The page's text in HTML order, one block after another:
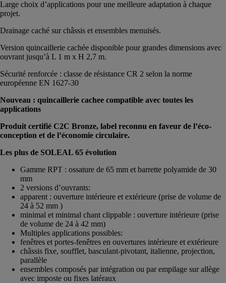
Large choix d’applications pour une meilleure adaptation à chaque
projet.
Drainage caché sur châssis et ensembles menuisés.
Version quincaillerie cachée disponible pour grandes dimensions avec
ouvrant jusqu’à L 1 m x H 2,7 m.
Sécurité renforcée : classe de résistance CR 2 selon la norme
européenne EN 1627-30
Nouveau : quincaillerie cachee compatible avec toutes les
applications
Produit certifié C2C Bronze, label reconnu en faveur de l’éco-
conception et de l’économie circulaire.
Les plus de SOLEAL 65 évolution
Gamme RPT : ossature de 65 mm et barrette polyamide de 30
mm
2 versions d’ouvrants:
apparent : ouverture intérieure et extérieure (prise de volume de
24 à 52 mm )
minimal et minimal chant clippable : ouverture intérieure (prise
de volume de 24 à 42 mm)
Multiples applications possibles:
fenêtres et portes-fenêtres en ouvertures intérieure et extérieure
châssis fixe, soufflet, basculant-pivotant, italienne, projection,
parallèle
ensembles composés par intégration ou par empilage sur allège
avec imposte ou fixes latéraux